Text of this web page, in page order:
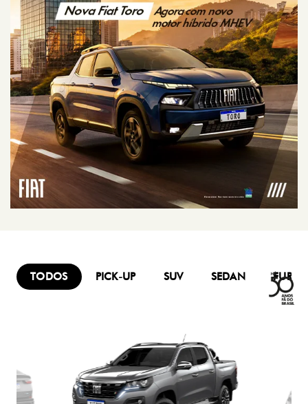
TODOS PICK-UP SUV SEDAN